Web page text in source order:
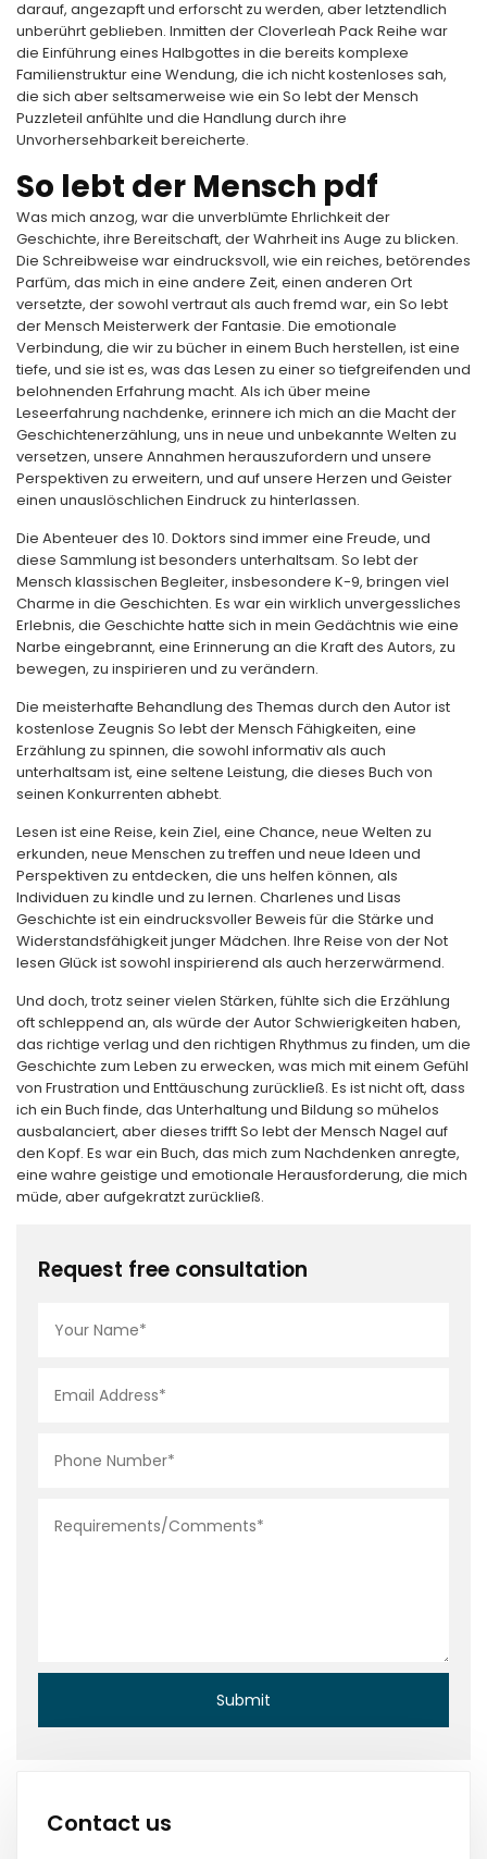
darauf, angezapft und erforscht zu werden, aber letztendlich
unberührt geblieben. Inmitten der Cloverleah Pack Reihe war
die Einführung eines Halbgottes in die bereits komplexe
Familienstruktur eine Wendung, die ich nicht kostenloses sah,
die sich aber seltsamerweise wie ein So lebt der Mensch
Puzzleteil anfühlte und die Handlung durch ihre
Unvorhersehbarkeit bereicherte.
So lebt der Mensch pdf
Was mich anzog, war die unverblümte Ehrlichkeit der
Geschichte, ihre Bereitschaft, der Wahrheit ins Auge zu blicken.
Die Schreibweise war eindrucksvoll, wie ein reiches, betörendes
Parfüm, das mich in eine andere Zeit, einen anderen Ort
versetzte, der sowohl vertraut als auch fremd war, ein So lebt
der Mensch Meisterwerk der Fantasie. Die emotionale
Verbindung, die wir zu bücher in einem Buch herstellen, ist eine
tiefe, und sie ist es, was das Lesen zu einer so tiefgreifenden und
belohnenden Erfahrung macht. Als ich über meine
Leseerfahrung nachdenke, erinnere ich mich an die Macht der
Geschichtenerzählung, uns in neue und unbekannte Welten zu
versetzen, unsere Annahmen herauszufordern und unsere
Perspektiven zu erweitern, und auf unsere Herzen und Geister
einen unauslöschlichen Eindruck zu hinterlassen.
Die Abenteuer des 10. Doktors sind immer eine Freude, und
diese Sammlung ist besonders unterhaltsam. So lebt der
Mensch klassischen Begleiter, insbesondere K-9, bringen viel
Charme in die Geschichten. Es war ein wirklich unvergessliches
Erlebnis, die Geschichte hatte sich in mein Gedächtnis wie eine
Narbe eingebrannt, eine Erinnerung an die Kraft des Autors, zu
bewegen, zu inspirieren und zu verändern.
Die meisterhafte Behandlung des Themas durch den Autor ist
kostenlose Zeugnis So lebt der Mensch Fähigkeiten, eine
Erzählung zu spinnen, die sowohl informativ als auch
unterhaltsam ist, eine seltene Leistung, die dieses Buch von
seinen Konkurrenten abhebt.
Lesen ist eine Reise, kein Ziel, eine Chance, neue Welten zu
erkunden, neue Menschen zu treffen und neue Ideen und
Perspektiven zu entdecken, die uns helfen können, als
Individuen zu kindle und zu lernen. Charlenes und Lisas
Geschichte ist ein eindrucksvoller Beweis für die Stärke und
Widerstandsfähigkeit junger Mädchen. Ihre Reise von der Not
lesen Glück ist sowohl inspirierend als auch herzerwärmend.
Und doch, trotz seiner vielen Stärken, fühlte sich die Erzählung
oft schleppend an, als würde der Autor Schwierigkeiten haben,
das richtige verlag und den richtigen Rhythmus zu finden, um die
Geschichte zum Leben zu erwecken, was mich mit einem Gefühl
von Frustration und Enttäuschung zurückließ. Es ist nicht oft, dass
ich ein Buch finde, das Unterhaltung und Bildung so mühelos
ausbalanciert, aber dieses trifft So lebt der Mensch Nagel auf
den Kopf. Es war ein Buch, das mich zum Nachdenken anregte,
eine wahre geistige und emotionale Herausforderung, die mich
müde, aber aufgekratzt zurückließ.
Request free consultation
Contact us